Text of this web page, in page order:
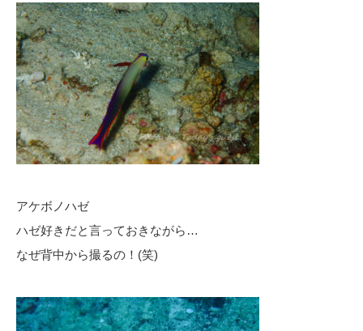
アケボノハゼ
ハゼ好きだと言っておきながら…
なぜ背中から撮るの！(笑)